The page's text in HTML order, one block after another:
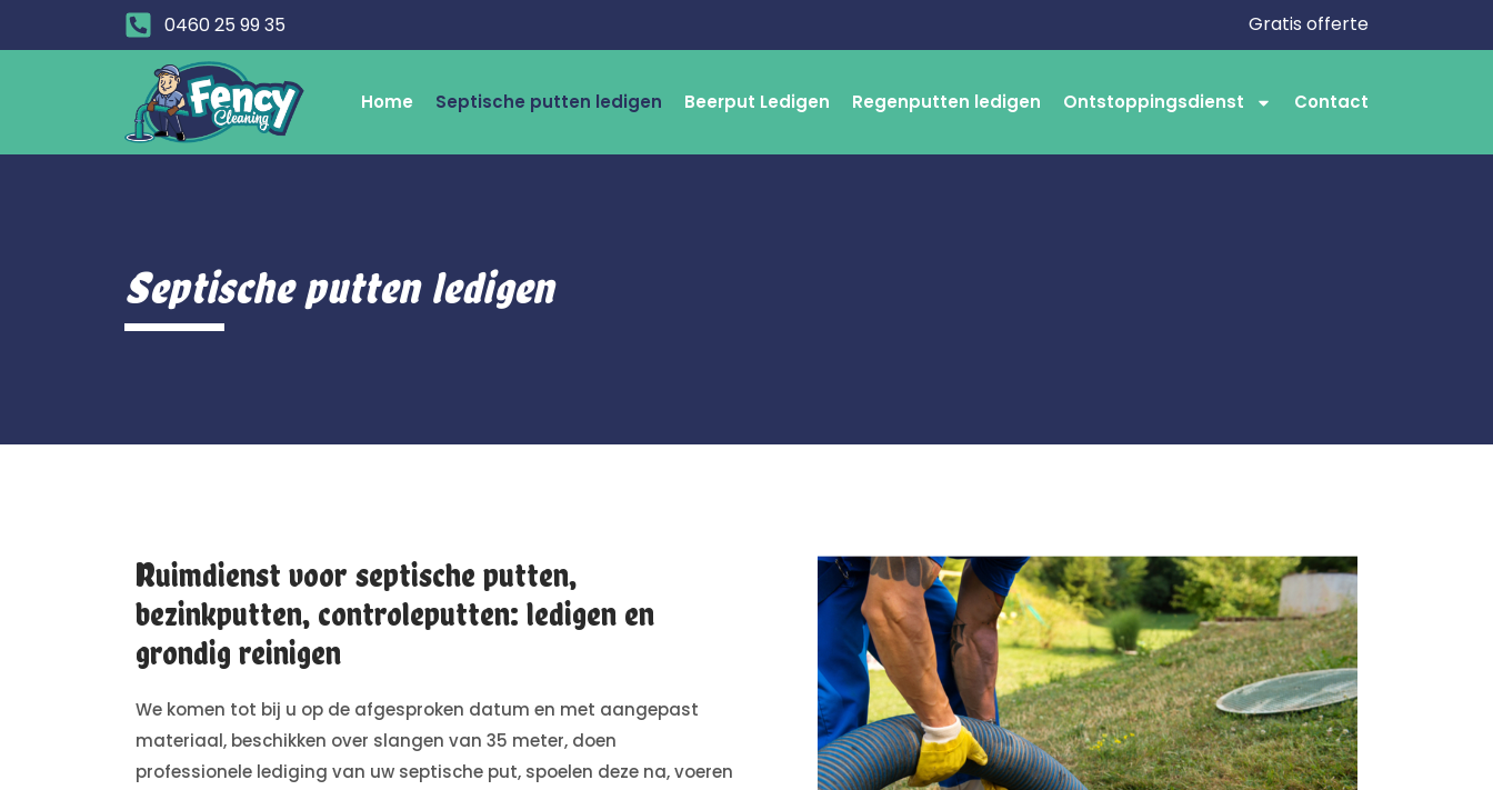
0460 25 99 35 Gratis offerte
Home Septische putten ledigen Beerput Ledigen Regenputten ledigen Ontstoppingsdienst Contact
Septische putten ledigen
Ruimdienst voor septische putten,
bezinkputten, controleputten: ledigen en
grondig reinigen
We komen tot bij u op de afgesproken datum en met aangepast
materiaal, beschikken over slangen van 35 meter, doen
professionele lediging van uw septische put, spoelen deze na, voeren